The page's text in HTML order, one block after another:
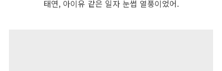
태연, 아이유 같은 일자 눈썹 열풍이었어.